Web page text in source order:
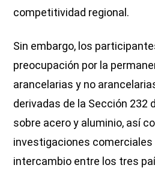
competitividad regional.
Sin embargo, los
preocupación por la
arancelarias y no
derivadas de la Sección 232
sobre acero y aluminio, así
investigaciones
intercambio entre los tres